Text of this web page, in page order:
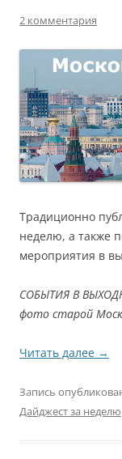
2 комментария
Традиционно
неделю, а также
мероприятия в
СОБЫТИЯ В
фото старой
Читать далее →
Запись
Дайджест за неделю